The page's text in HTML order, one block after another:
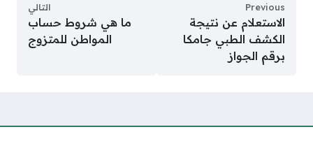
Previous
الاستعلام عن نتيجة
الكشف الطبي جامكا
برقم الجواز
التالي
ما هي شروط حساب
المواطن للمتزوج